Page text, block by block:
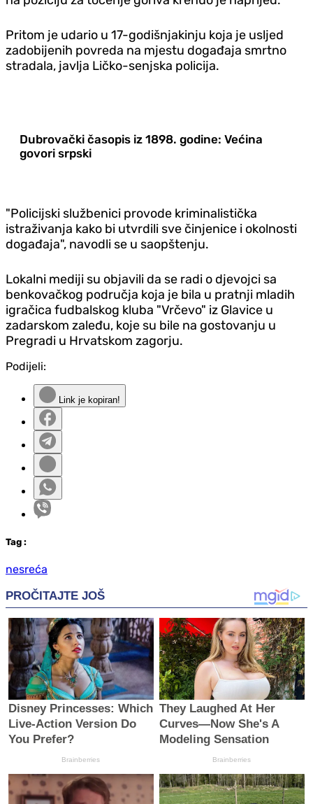
Pritom je udario u 17-godišnjakinju koja je usljed
zadobijenih povreda na mjestu događaja smrtno
stradala, javlja Ličko-senjska policija.
Dubrovački časopis iz 1898. godine: Većina
govori srpski
"Policijski službenici provode kriminalistička
istraživanja kako bi utvrdili sve činjenice i okolnosti
događaja", navodli se u saopštenju.
Lokalni mediji su objavili da se radi o djevojci sa
benkovačkog područja koja je bila u pratnji mladih
igračica fudbalskog kluba "Vrčevo" iz Glavice u
zadarskom zaleđu, koje su bile na gostovanju u
Pregradi u Hrvatskom zagorju.
Podijeli:
Link je kopiran!
Tag :
nesreća